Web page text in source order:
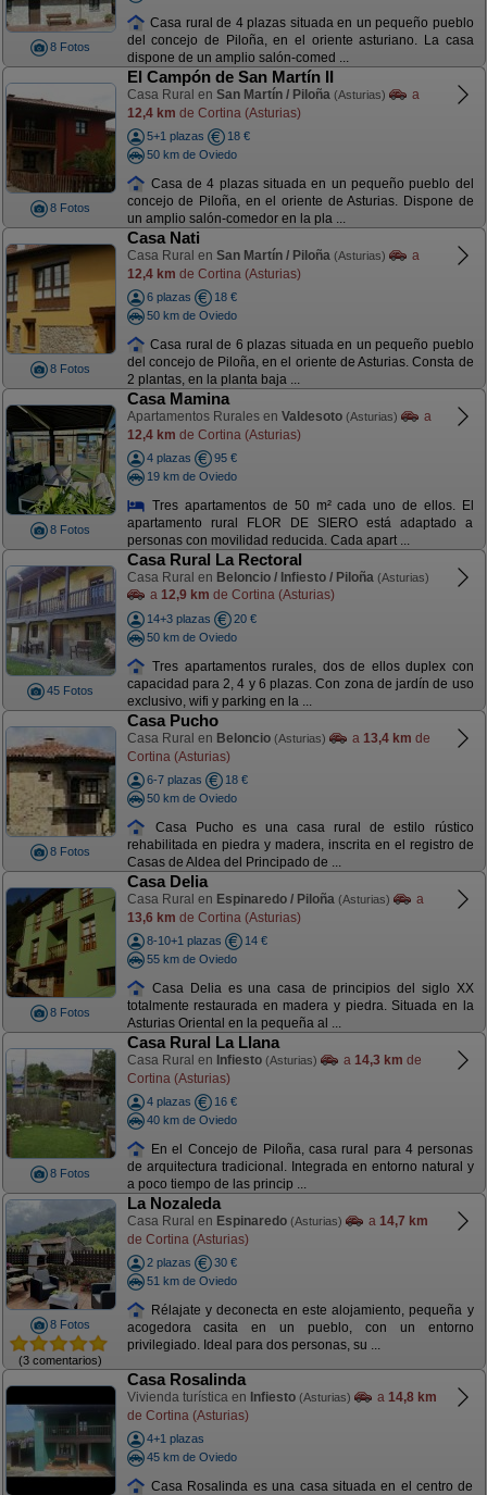
8 Fotos
Casa rural de 4 plazas situada en un pequeño pueblo
del concejo de Piloña, en el oriente asturiano. La casa
dispone de un amplio salón-comed ...
8 Fotos
El Campón de San Martín II
Casa Rural en San Martín / Piloña (Asturias)
a
12,4 km de Cortina (Asturias)
5+1 plazas
18 €
50 km de Oviedo
Casa de 4 plazas situada en un pequeño pueblo del
concejo de Piloña, en el oriente de Asturias. Dispone de
un amplio salón-comedor en la pla ...
8 Fotos
Casa Nati
Casa Rural en San Martín / Piloña (Asturias)
a
12,4 km de Cortina (Asturias)
6 plazas
18 €
50 km de Oviedo
Casa rural de 6 plazas situada en un pequeño pueblo
del concejo de Piloña, en el oriente de Asturias. Consta de
2 plantas, en la planta baja ...
8 Fotos
Casa Mamina
Apartamentos Rurales en Valdesoto (Asturias)
a
12,4 km de Cortina (Asturias)
4 plazas
95 €
19 km de Oviedo
Tres apartamentos de 50 m² cada uno de ellos. El
apartamento rural FLOR DE SIERO está adaptado a
personas con movilidad reducida. Cada apart ...
45 Fotos
Casa Rural La Rectoral
Casa Rural en Beloncio / Infiesto / Piloña (Asturias)
a 12,9 km de Cortina (Asturias)
14+3 plazas
20 €
50 km de Oviedo
Tres apartamentos rurales, dos de ellos duplex con
capacidad para 2, 4 y 6 plazas. Con zona de jardín de uso
exclusivo, wifi y parking en la ...
8 Fotos
Casa Pucho
Casa Rural en Beloncio (Asturias) a 13,4 km de
Cortina (Asturias)
6-7 plazas
18 €
50 km de Oviedo
Casa Pucho es una casa rural de estilo rústico
rehabilitada en piedra y madera, inscrita en el registro de
Casas de Aldea del Principado de ...
8 Fotos
Casa Delia
Casa Rural en Espinaredo / Piloña (Asturias)
a
13,6 km de Cortina (Asturias)
8-10+1 plazas
14 €
55 km de Oviedo
Casa Delia es una casa de principios del siglo XX
totalmente restaurada en madera y piedra. Situada en la
Asturias Oriental en la pequeña al ...
8 Fotos
Casa Rural La Llana
Casa Rural en Infiesto (Asturias) a 14,3 km de
Cortina (Asturias)
4 plazas
16 €
40 km de Oviedo
En el Concejo de Piloña, casa rural para 4 personas
de arquitectura tradicional. Integrada en entorno natural y
a poco tiempo de las princip ...
8 Fotos
(3 comentarios)
La Nozaleda
Casa Rural en Espinaredo (Asturias) a 14,7 km
de Cortina (Asturias)
2 plazas
30 €
51 km de Oviedo
Rélajate y deconecta en este alojamiento, pequeña y
acogedora casita en un pueblo, con un entorno
privilegiado. Ideal para dos personas, su ...
Casa Rosalinda
Vivienda turística en Infiesto (Asturias) a 14,8 km
de Cortina (Asturias)
4+1 plazas
45 km de Oviedo
Casa Rosalinda es una casa situada en el centro de